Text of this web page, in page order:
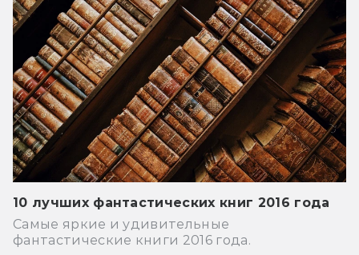
10 лучших фантастических книг 2016 года
Самые яркие и удивительные
фантастические книги 2016 года.